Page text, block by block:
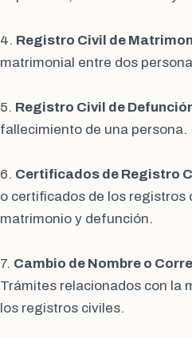
4. Registro Civil de
matrimonial entre dos
5. Registro Civil de
fallecimiento de una persona.
6. Certificados de Registro
o certificados de los registros
matrimonio y defunción.
7. Cambio de Nombre o
Trámites relacionados con la
los registros civiles.